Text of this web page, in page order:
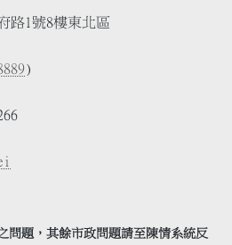
路1號8樓東北區
)
問題，其餘市政問題請至陳情系統反